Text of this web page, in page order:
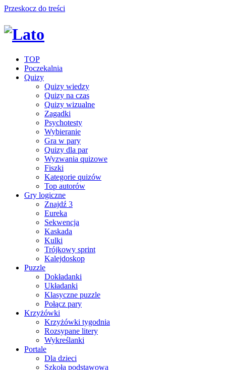
Przeskocz do treści
TOP
Poczekalnia
Quizy
Quizy wiedzy
Quizy na czas
Quizy wizualne
Zagadki
Psychotesty
Wybieranie
Gra w pary
Quizy dla par
Wyzwania quizowe
Fiszki
Kategorie quizów
Top autorów
Gry logiczne
Znajdź 3
Eureka
Sekwencja
Kaskada
Kulki
Trójkowy sprint
Kalejdoskop
Puzzle
Dokładanki
Układanki
Klasyczne puzzle
Połącz pary
Krzyżówki
Krzyżówki tygodnia
Rozsypane litery
Wykreślanki
Portale
Dla dzieci
Szkoła podstawowa